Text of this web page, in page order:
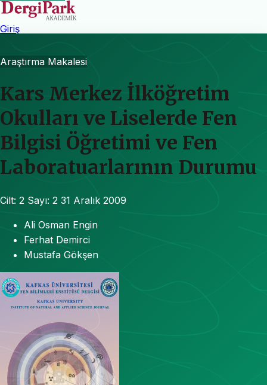
Giriş
Araştırma Makalesi
Kars Merkez İlköğretim
Okulları ve Liselerde Fen
Bilgisi Öğretimi ve Fen
Laboratuarlarının Durumu
Cilt: 2 Sayı: 2 31 Aralık 2009
Ali Osman Engin
Ferhat Demirci
Mustafa Gökşen